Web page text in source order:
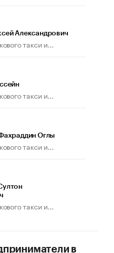
Александрович
такси и...
такси и...
Оглы
такси и...
такси и...
в